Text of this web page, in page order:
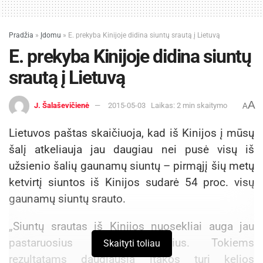
Pradžia » Įdomu » E. prekyba Kinijoje didina siuntų srautą į Lietuvą
E. prekyba Kinijoje didina siuntų
srautą į Lietuvą
J. Šalaševičienė 2015-05-03 Laikas: 2 min skaitymo AA
Lietuvos paštas skaičiuoja, kad iš Kinijos į mūsų
šalį atkeliauja jau daugiau nei pusė visų iš
užsienio šalių gaunamų siuntų – pirmąjį šių metų
ketvirtį siuntos iš Kinijos sudarė 54 proc. visų
gaunamų siuntų srauto.
„Siuntų srautas iš Kinijos nuosekliai auga jau
pastaruosius kelis ketvirčius. Tokiems
rezultatams daugiausia įtakos turi kelios
Skaityti toliau